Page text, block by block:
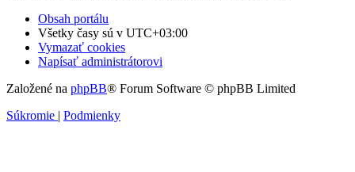
Obsah portálu
Všetky časy sú v UTC+03:00
Vymazať cookies
Napísať administrátorovi
Založené na phpBB® Forum Software © phpBB Limited
Súkromie | Podmienky